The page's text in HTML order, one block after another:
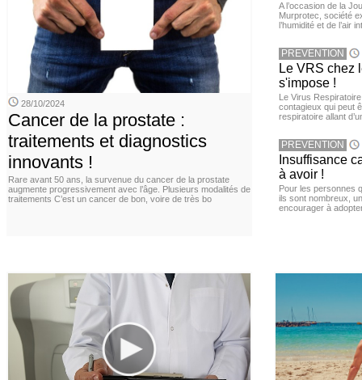
28/10/2024
Cancer de la prostate :
traitements et diagnostics
innovants !
Rare avant 50 ans, la survenue du cancer de la prostate
augmente progressivement avec l’âge. Plusieurs modalités de
traitements C’est un cancer de bon, voire de très bo
A l’occasion de la
Murprotec, société
l’humidité et de l’air
PREVENTION
Le VRS chez
s'impose !
Le Virus
contagieux qui peut
respiratoire allant
PREVENTION
Insuffisance
à avoir !
Pour les personnes
ils sont nombreux,
encourager à